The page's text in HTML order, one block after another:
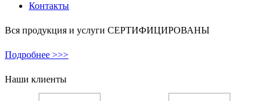
Контакты
Вся продукция и услуги СЕРТИФИЦИРОВАНЫ
Подробнее >>>
Наши клиенты